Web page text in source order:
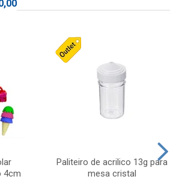
4cm
Paliteiro de acrilico 13g para
mesa cristal